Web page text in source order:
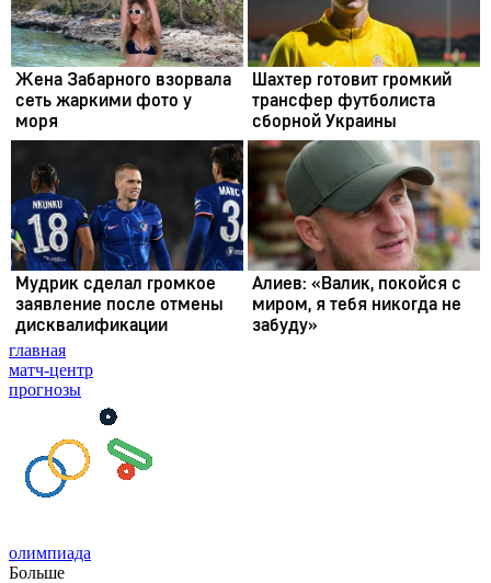
главная
матч-центр
прогнозы
олимпиада
Больше